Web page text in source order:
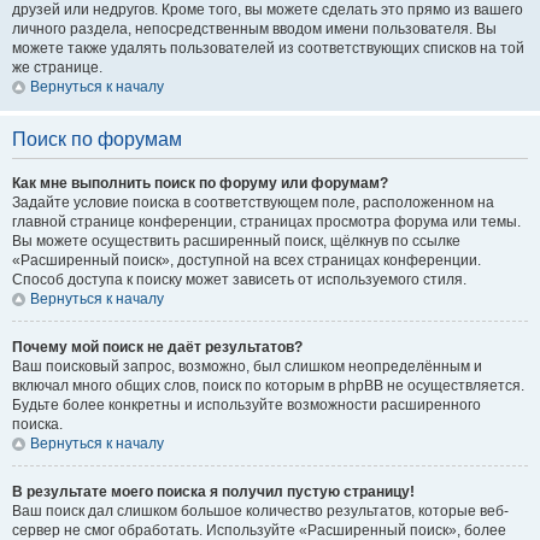
друзей или недругов. Кроме того, вы можете сделать это прямо из вашего
личного раздела, непосредственным вводом имени пользователя. Вы
можете также удалять пользователей из соответствующих списков на той
же странице.
Вернуться к началу
Поиск по форумам
Как мне выполнить поиск по форуму или форумам?
Задайте условие поиска в соответствующем поле, расположенном на
главной странице конференции, страницах просмотра форума или темы.
Вы можете осуществить расширенный поиск, щёлкнув по ссылке
«Расширенный поиск», доступной на всех страницах конференции.
Способ доступа к поиску может зависеть от используемого стиля.
Вернуться к началу
Почему мой поиск не даёт результатов?
Ваш поисковый запрос, возможно, был слишком неопределённым и
включал много общих слов, поиск по которым в phpBB не осуществляется.
Будьте более конкретны и используйте возможности расширенного
поиска.
Вернуться к началу
В результате моего поиска я получил пустую страницу!
Ваш поиск дал слишком большое количество результатов, которые веб-
сервер не смог обработать. Используйте «Расширенный поиск», более